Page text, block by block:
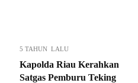
5 TAHUN LALU
Kapolda Riau Kerahkan
Satgas Pemburu Teking